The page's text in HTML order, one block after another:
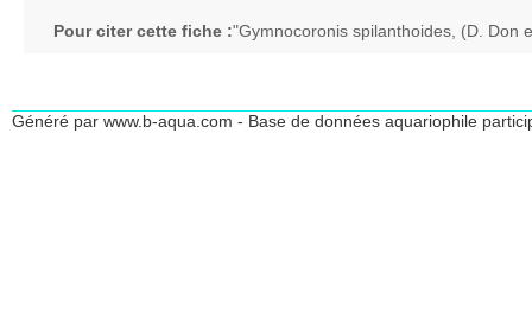
Pour citer cette fiche :"Gymnocoronis spilanthoides, (D. Don
Généré par www.b-aqua.com - Base de données aquariophile